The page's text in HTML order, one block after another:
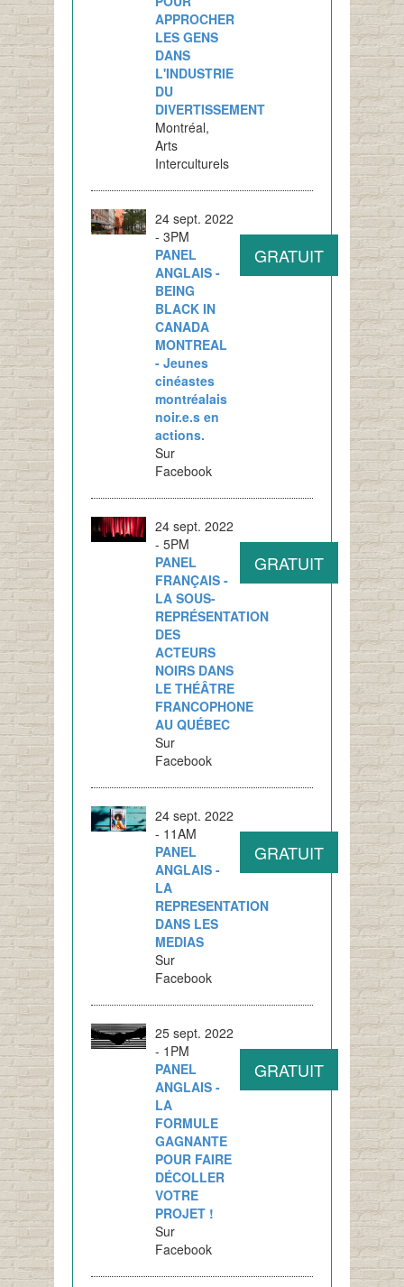
APPROCHER
LES GENS
DANS
L'INDUSTRIE
DU
DIVERTISSEMENT
Montréal,
Arts
Interculturels
24 sept. 2022
- 3PM
PANEL
ANGLAIS -
BEING
BLACK IN
CANADA
MONTREAL
- Jeunes
cinéastes
montréalais
noir.e.s en
actions.
Sur
Facebook
GRATUIT
24 sept. 2022
- 5PM
PANEL
FRANÇAIS -
LA SOUS-
REPRÉSENTATION
DES
ACTEURS
NOIRS DANS
LE THÉÂTRE
FRANCOPHONE
AU QUÉBEC
Sur
Facebook
GRATUIT
24 sept. 2022
- 11AM
PANEL
ANGLAIS -
LA
REPRESENTATION
DANS LES
MEDIAS
Sur
Facebook
GRATUIT
25 sept. 2022
- 1PM
PANEL
ANGLAIS -
LA
FORMULE
GAGNANTE
POUR FAIRE
DÉCOLLER
VOTRE
PROJET !
Sur
Facebook
GRATUIT